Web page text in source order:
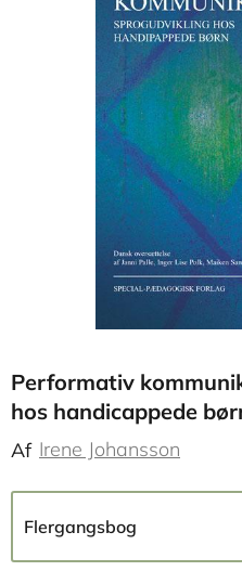
Performativ
hos handicappede
Af Irene Johansson
Flergangsbog